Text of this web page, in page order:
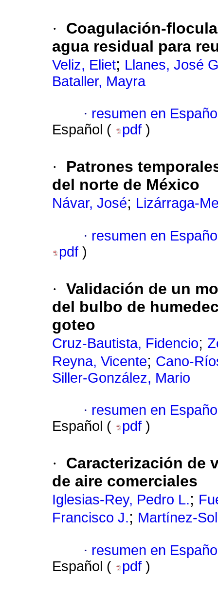
·
Coagulación-
agua residual para
Veliz, Eliet; Llanes, José
Bataller, Mayra
· resumen en
Español (
pdf )
·
Patrones
del norte de México
Návar, José; Lizárraga-
· resumen en
pdf )
· Validación de un
del bulbo de
goteo
Cruz-Bautista, Fidencio;
Reyna, Vicente; Cano-
Siller-González, Mario
· resumen en
Español (
pdf )
·
Caracterización de
de aire comerciales
Iglesias-Rey, Pedro L.;
Francisco J.; Martínez-
· resumen en
Español (
pdf )